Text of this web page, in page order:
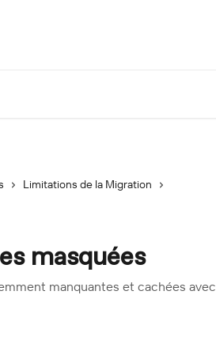
Limitations de la Migration
masquées
manquantes et cachées avec